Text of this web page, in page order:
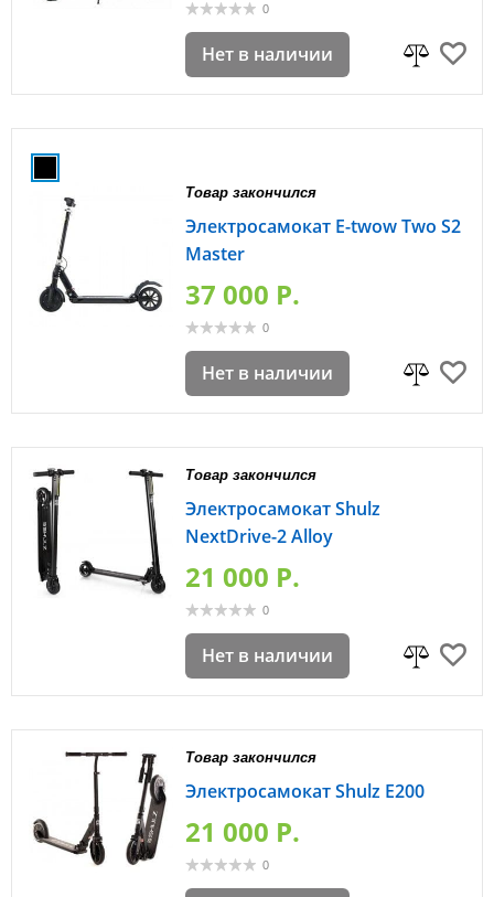
0
Нет в наличии
Товар закончился
Электросамокат E-twow Two S2
Master
37 000 P.
0
Нет в наличии
Товар закончился
Электросамокат Shulz
NextDrive-2 Alloy
21 000 P.
0
Нет в наличии
Товар закончился
Электросамокат Shulz E200
21 000 P.
0